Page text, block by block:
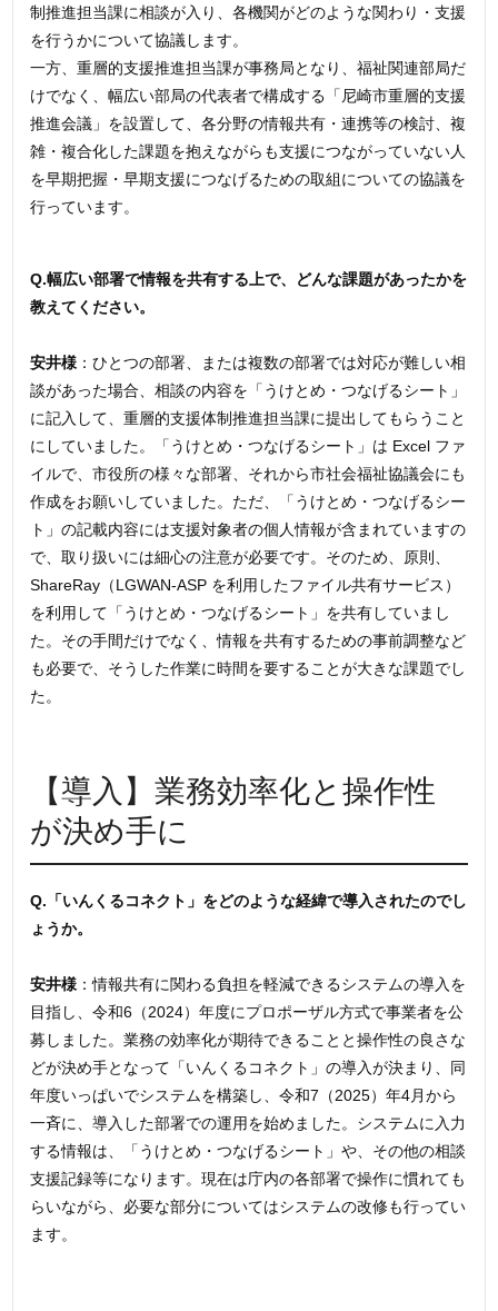
制推進担当課に相談が入り、各機関がどのような関わり・支援
を行うかについて協議します。
一方、重層的支援推進担当課が事務局となり、福祉関連部局だ
けでなく、幅広い部局の代表者で構成する「尼崎市重層的支援
推進会議」を設置して、各分野の情報共有・連携等の検討、複
雑・複合化した課題を抱えながらも支援につながっていない人
を早期把握・早期支援につなげるための取組についての協議を
行っています。
Q.幅広い部署で情報を共有する上で、どんな課題があったかを
教えてください。
安井様 ：ひとつの部署、または複数の部署では対応が難しい相
談があった場合、相談の内容を「うけとめ・つなげるシート」
に記入して、重層的支援体制推進担当課に提出してもらうこと
にしていました。「うけとめ・つなげるシート」は Excel ファ
イルで、市役所の様々な部署、それから市社会福祉協議会にも
作成をお願いしていました。ただ、「うけとめ・つなげるシー
ト」の記載内容には支援対象者の個人情報が含まれていますの
で、取り扱いには細心の注意が必要です。そのため、原則、
ShareRay（LGWAN-ASP を利用したファイル共有サービス）
を利用して「うけとめ・つなげるシート」を共有していまし
た。その手間だけでなく、情報を共有するための事前調整など
も必要で、そうした作業に時間を要することが大きな課題でし
た。
【導入】業務効率化と操作性
が決め手に
Q.「いんくるコネクト」をどのような経緯で導入されたのでし
ょうか。
安井様 ：情報共有に関わる負担を軽減できるシステムの導入を
目指し、令和6（2024）年度にプロポーザル方式で事業者を公
募しました。業務の効率化が期待できることと操作性の良さな
どが決め手となって「いんくるコネクト」の導入が決まり、同
年度いっぱいでシステムを構築し、令和7（2025）年4月から
一斉に、導入した部署での運用を始めました。システムに入力
する情報は、「うけとめ・つなげるシート」や、その他の相談
支援記録等になります。現在は庁内の各部署で操作に慣れても
らいながら、必要な部分についてはシステムの改修も行ってい
ます。